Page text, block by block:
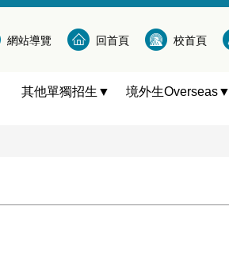
網站導覽 回首頁 校首頁
其他單獨招生▼ 境外生Overseas▼